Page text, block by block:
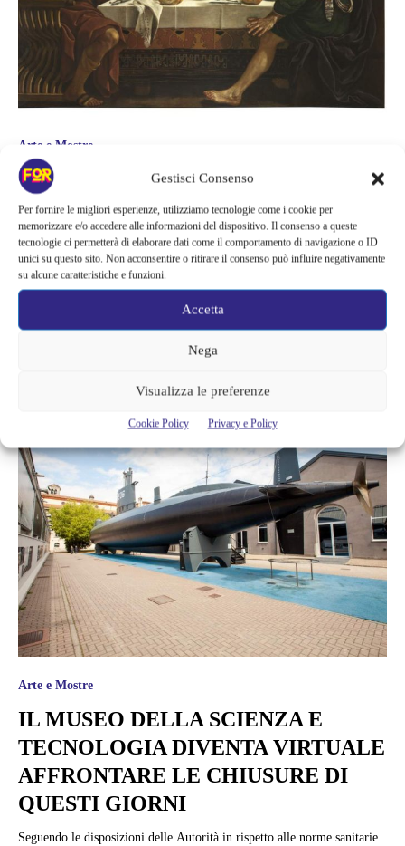
Gestisci Consenso
Per fornire le migliori esperienze, utilizziamo tecnologie come i cookie per
memorizzare e/o accedere alle informazioni del dispositivo. Il consenso a queste
tecnologie ci permetterà di elaborare dati come il comportamento di navigazione o ID
unici su questo sito. Non acconsentire o ritirare il consenso può influire negativamente
su alcune caratteristiche e funzioni.
Accetta
Nega
Visualizza le preferenze
Cookie Policy Privacy e Policy
Arte e Mostre
LA MOSTRA EMOZIONE
BAROCCA. IL GUERCINO A CENTO
ORA È ANCHE VIRTUALE
In questi momenti di grande difficoltà, l'amministrazione di Cento non
dimentica la cultura e ha appena lanciato il progetto di visita virtuale
della mostra Emozione Barocca. Il Guercino a Cento. “Se vogliamo che
Cento” nella realtà virtuale”, commenta l’Assessore alla...
Arte e Mostre
IL MUSEO DELLA SCIENZA E
TECNOLOGIA DIVENTA VIRTUALE
AFFRONTARE LE CHIUSURE DI
QUESTI GIORNI
Seguendo le disposizioni delle Autorità in rispetto alle norme sanitarie